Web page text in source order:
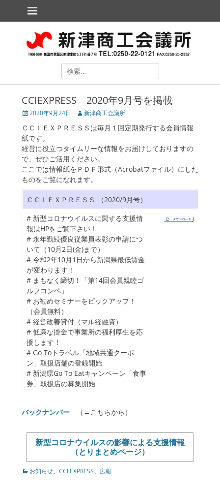
メインメニュー
コ
ン
ツ
へ
ッ
プ
新津商工会議所
The Niitsu Chamber of Commerce and Industry
検
索
象:
CCIEXPRESS 2020年9月号を掲載
投
日
2020年9月24日
投
者
新津商工会議所
ＣＣＩＥＸＰＲＥＳＳは毎月１回定期発行する会員情報
紙です。
経営に役立つタイムリーな情報をお届けしておりますの
で、ぜひご活用ください。
ここでは情報紙をＰＤＦ形式（Acrobatファイル）にした
ものをご覧になれます。
ＣＣＩＥＸＰＲＥＳＳ （2020/9月号）
# 新型コロナウイルスに関する支援情
報はHPをご覧下さい！
# 永年勤続優良従業員表彰の申請につ
いて（10月2日(金)まで）
# 令和2年10月1日から新潟県最低賃金
が変わります！
# まもなく締切！「第14回会員親睦ゴ
ルフコンペ」
# お勧めセミナーをピックアップ！
（会員無料）
# 経営改善貸付（マル経融資）
# 低廉な掛金で事業所の福利厚生を応
援します！
# Go Toトラベル「地域共通クーポ
ン」取扱店舗の登録開始
# 新潟県Go To Eatキャンペーン「食事
券」取扱店の募集開始
バックナンバー （←こちらから）
新型コロナウイルスの影響による支援情報
（とりまとめページ）
カ お知らせ、 CCI EXPRESS、 広報